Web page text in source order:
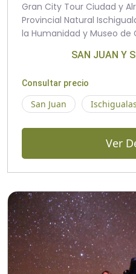
Gran City Tour Ciudad y
Provincial Natural
la Humanidad y Museo de
SAN JUAN Y
Consultar precio
San Juan
Ver